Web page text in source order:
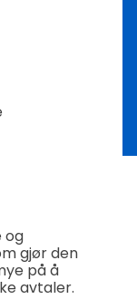
og
gjør den
på å
avtaler.